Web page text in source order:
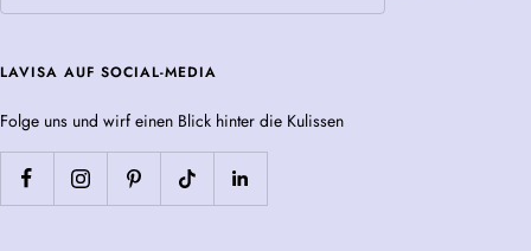
LAVISA AUF SOCIAL-MEDIA
Folge uns und wirf einen Blick hinter die Kulissen